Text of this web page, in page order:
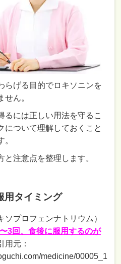
らげる目的でロキソニンを
ん。
るには正しい用法を守るこ
について理解しておくこと
注意点を整理します。
用タイミング
ソプロフェンナトリウム）
3回、食後に服用するのが
用元：
medicine/00005_1